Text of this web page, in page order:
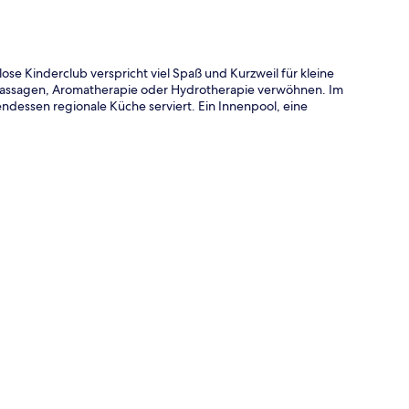
Kinderclub verspricht viel Spaß und Kurzweil für kleine
Aromatherapie oder Hydrotherapie verwöhnen. Im
regionale Küche serviert. Ein Innenpool, eine